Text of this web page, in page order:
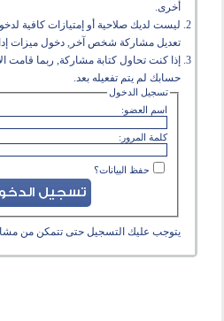
أخرى.
ليست لديك صلاحية أو إمتيازات كافية
تعديل مشاركة شخص آخر, دخول ميزات
إذا كنت تحاول كتابة مشاركة, ربما قامت
حسابك لم يتم تفعيله بعد.
تسجيل الدخول
اسم العضو:
كلمة المرور:
حفظ البيانات؟
يتوجب عليك التسجيل حتى تتمكن من